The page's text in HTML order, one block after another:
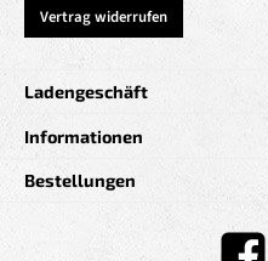
Vertrag widerrufen
Ladengeschäft
Informationen
Bestellungen